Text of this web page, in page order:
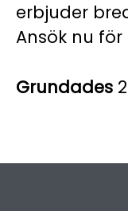
erbjuder
Ansök nu
Grundades